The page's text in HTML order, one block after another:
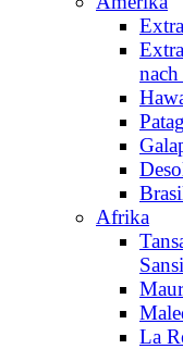
Afrika
La